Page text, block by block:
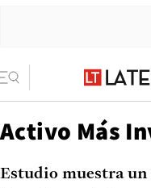
Activo Más
Estudio muestra un